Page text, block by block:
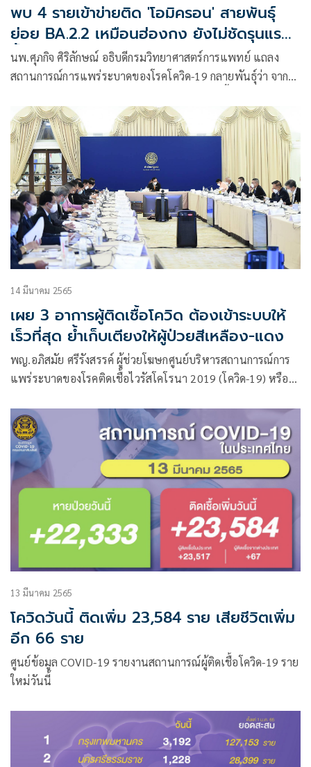
พบ 4 รายเข้าข่ายติด 'โอมิครอน' สายพันธุ์
ย่อย BA.2.2 เหมือนฮ่องกง ยังไม่ชัดรุนแรง
ขึ้น
นพ.ศุภกิจ ศิริลักษณ์ อธิบดีกรมวิทยาศาสตร์การแพทย์ แถลง
สถานการณ์​การ​แพร่ระบาด​ของ​โรค​โควิด-19 กลายพันธุ์ว่า จาก
ถอดรหัสพันธุกรรมทั้งตัว (Whole Genome Sequencing)
14 มีนาคม 2565
เผย 3 อาการผู้ติดเชื้อโควิด ต้องเข้าระบบให้
เร็วที่สุด ย้ำเก็บเตียงให้ผู้ป่วยสีเหลือง-แดง
พญ.อภิสมัย ศรีรังสรรค์ ผู้ช่วยโฆษกศูนย์บริหารสถานการณ์การ
แพร่ระบาดของโรคติดเชื้อไวรัสโคโรนา 2019 (โควิด-19) หรือ
13 มีนาคม 2565
โควิดวันนี้ ติดเพิ่ม 23,584 ราย เสียชีวิตเพิ่ม
อีก 66 ราย
ศูนย์ข้อมูล COVID-19 รายงานสถานการณ์ผู้ติดเชื้อโควิด-19 ราย
ใหม่วันนี้